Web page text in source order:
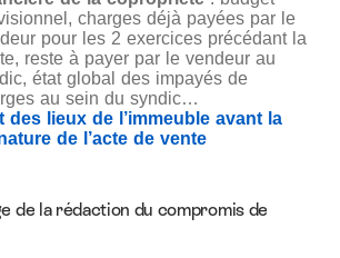
charges déjà payées par le
pour les 2 exercices précédant la
reste à payer par le vendeur au
état global des impayés de
au sein du syndic…
des lieux de l’immeuble avant la
de l’acte de vente
de la rédaction du compromis de